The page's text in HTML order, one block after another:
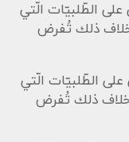
الطّلبيّات الّتي
عن 300 د.إ، وبخلاف ذلك تُفرض
الطّلبيّات الّتي
عن 25 د.ك، وبخلاف ذلك تُفرض